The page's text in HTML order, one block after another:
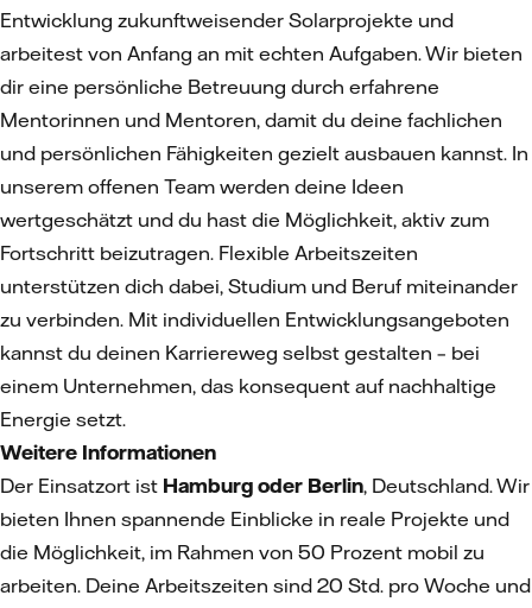
Entwicklung zukunftweisender Solarprojekte und
arbeitest von Anfang an mit echten Aufgaben. Wir bieten
dir eine persönliche Betreuung durch erfahrene
Mentorinnen und Mentoren, damit du deine fachlichen
und persönlichen Fähigkeiten gezielt ausbauen kannst. In
unserem offenen Team werden deine Ideen
wertgeschätzt und du hast die Möglichkeit, aktiv zum
Fortschritt beizutragen. Flexible Arbeitszeiten
unterstützen dich dabei, Studium und Beruf miteinander
zu verbinden. Mit individuellen Entwicklungsangeboten
kannst du deinen Karriereweg selbst gestalten – bei
einem Unternehmen, das konsequent auf nachhaltige
Energie setzt.
Weitere Informationen
Der Einsatzort ist Hamburg oder Berlin, Deutschland. Wir
bieten Ihnen spannende Einblicke in reale Projekte und
die Möglichkeit, im Rahmen von 50 Prozent mobil zu
arbeiten. Deine Arbeitszeiten sind 20 Std. pro Woche und